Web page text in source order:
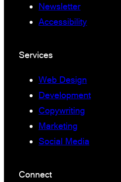
Newsletter
Accessibility
Services
Web Design
Development
Copywriting
Marketing
Social Media
Connect